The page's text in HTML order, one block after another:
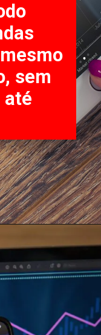
mesmo
sem
até